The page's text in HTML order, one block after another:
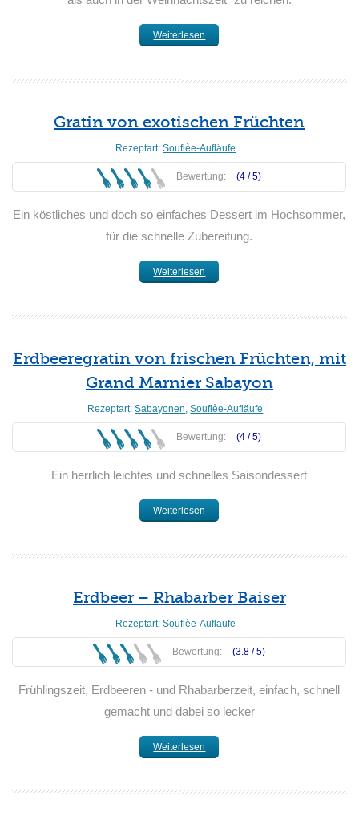
Weiterlesen
Gratin von exotischen Früchten
Rezeptart: Souflèe-Aufläufe
Bewertung: (4 /5)
Ein köstliches und doch so einfaches Dessert im Hochsommer,
für die schnelle Zubereitung.
Weiterlesen
Erdbeeregratin von frischen Früchten, mit
Grand Marnier Sabayon
Rezeptart:Sabayonen,Souflèe-Aufläufe
Bewertung: (4 /5)
Ein herrlich leichtes und schnelles Saisondessert
Weiterlesen
Erdbeer – Rhabarber Baiser
Rezeptart: Souflèe-Aufläufe
Bewertung: (3.8 /5)
Frühlingszeit, Erdbeeren - und Rhabarberzeit, einfach, schnell
gemacht und dabei so lecker
Weiterlesen